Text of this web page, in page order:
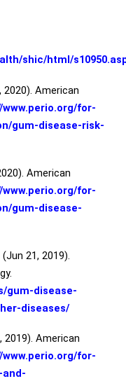
shic/html/
2020). American
for-
gum-disease-risk-
American
for-
gum-disease-
21, 2019).
gum-disease-
diseases/
2019). American
for-